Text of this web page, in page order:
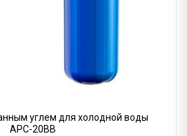
углем для холодной воды
АРC-20BB